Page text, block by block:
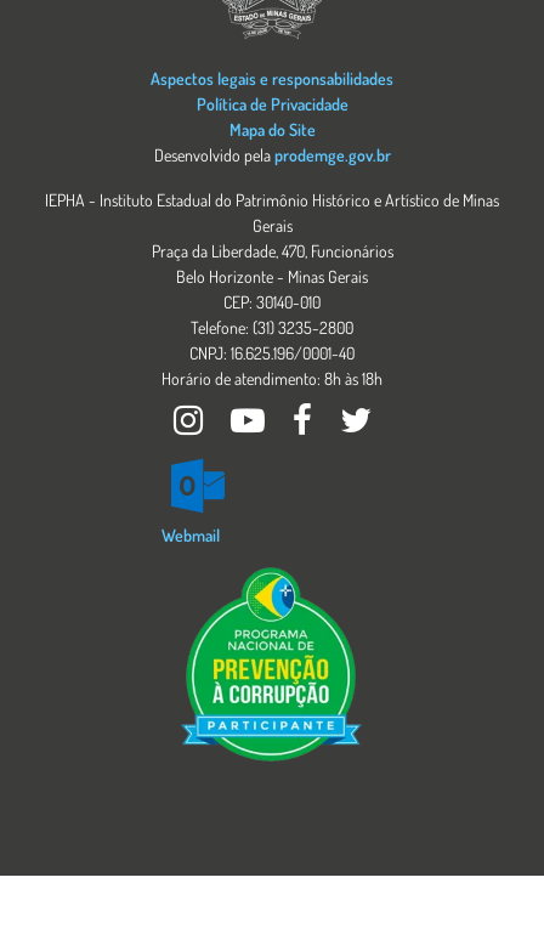
Aspectos legais e responsabilidades
Política de Privacidade
Mapa do Site
Desenvolvido pelaprodemge.gov.br
IEPHA - Instituto Estadual do Patrimônio Histórico e Artístico de Minas
Gerais
Praça da Liberdade, 470, Funcionários
Belo Horizonte - Minas Gerais
CEP: 30140-010
Telefone: (31) 3235-2800
CNPJ: 16.625.196/0001-40
Horário de atendimento: 8h às 18h
Imagem
Webmail